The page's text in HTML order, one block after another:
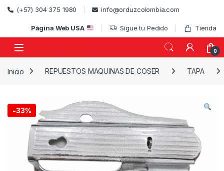
Skip to navigation
Skip to content
(+57) 304 375 1980 info@orduzcolombia.com
Página Web USA Sigue tu Pedido Tienda
0
Inicio REPUESTOS MAQUINAS DE COSER TAPA
-33%